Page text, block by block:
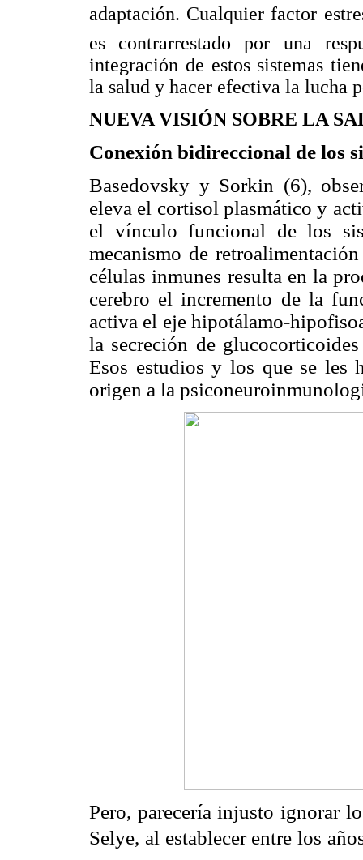
adaptación. Cualquier factor
es contrarrestado por una
integración de estos sistemas
la salud y hacer efectiva la lucha
NUEVA VISIÓN SOBRE LA
Conexión bidireccional de los
Basedovsky y Sorkin (6),
eleva el cortisol plasmático y
el vínculo funcional de los
mecanismo de
células inmunes resulta en la
cerebro el incremento de la
activa el eje hipotálamo-
la secreción de
Esos estudios y los que se les
origen a la
Pero, parecería injusto ignorar
Selye, al establecer entre los